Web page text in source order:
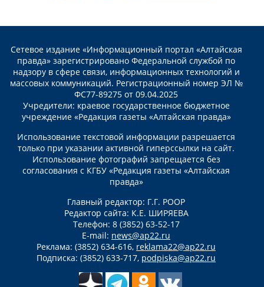
Сетевое издание «Информационный портал «Алтайская
правда» зарегистрировано Федеральной службой по
надзору в сфере связи, информационных технологий и
массовых коммуникаций. Регистрационный номер ЭЛ №
ФС77-89275 от 09.04.2025
Учредители: краевое государственное бюджетное
учреждение «Редакция газеты «Алтайская правда»
Использование текстовой информации разрешается
только при указании активной гиперссылки на сайт.
Использование фотографий запрещается без
согласования с КГБУ «Редакция газеты «Алтайская
правда»
Главный редактор: Г.Г. РООР
Редактор сайта: К.Е. ШИРЯЕВА
Телефон: 8 (3852) 63-52-17
E-mail: news@ap22.ru
Реклама: (3852) 634-616, reklama22@ap22.ru
Подписка: (3852) 633-717, podpiska@ap22.ru